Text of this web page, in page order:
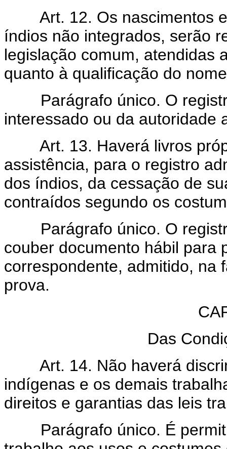
Art. 12. Os nascimentos
índios não integrados, serão
legislação comum, atendidas
quanto à qualificação do
Parágrafo único. O
interessado ou da autoridade
Art. 13. Haverá livros
assistência, para o registro
dos índios, da cessação de
contraídos segundo os
Parágrafo único. O
couber documento hábil para
correspondente, admitido, na
prova.
Das
Art. 14. Não haverá
indígenas e os demais
direitos e garantias das leis
Parágrafo único. É